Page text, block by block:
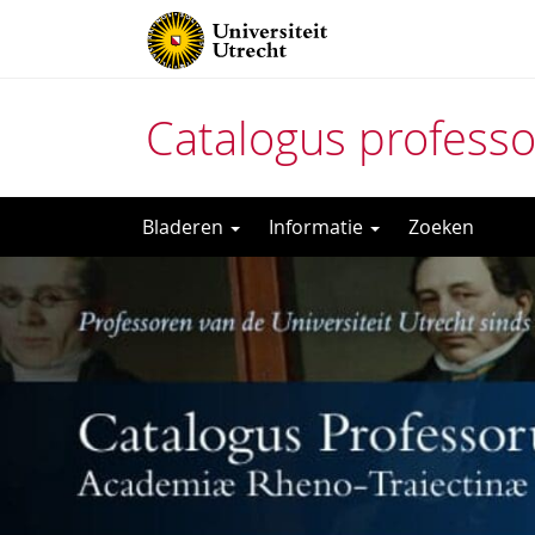
Catalogus
naar
het
inhoud
Bladeren Informatie Zoeken